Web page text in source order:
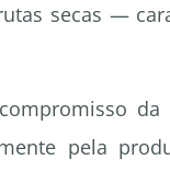
secas —
pela